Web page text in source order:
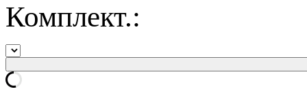
Комплект.: